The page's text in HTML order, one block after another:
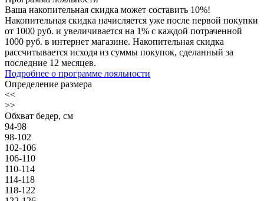
Ваша накопительная скидка может составить 10%!
Накопительная скидка начисляется уже после первой покупки
от 1000 руб. и увеличивается на 1% с каждой потраченной
1000 руб. в интернет магазине. Накопительная скидка
рассчитывается исходя из суммы покупок, сделанный за
последние 12 месяцев.
Подробнее о программе лояльности
Определение размера
<<
>>
Обхват бедер, см
94-98
98-102
102-106
106-110
110-114
114-118
118-122